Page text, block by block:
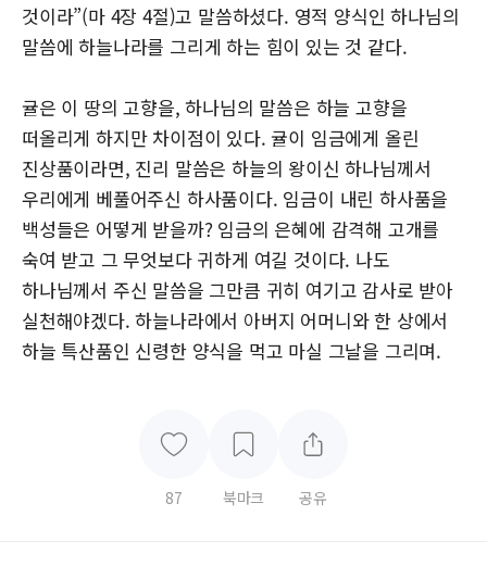
것이라”(마 4장 4절)고 말씀하셨다. 영적 양식인 하나님의
말씀에 하늘나라를 그리게 하는 힘이 있는 것 같다.
귤은 이 땅의 고향을, 하나님의 말씀은 하늘 고향을
떠올리게 하지만 차이점이 있다. 귤이 임금에게 올린
진상품이라면, 진리 말씀은 하늘의 왕이신 하나님께서
우리에게 베풀어주신 하사품이다. 임금이 내린 하사품을
백성들은 어떻게 받을까? 임금의 은혜에 감격해 고개를
숙여 받고 그 무엇보다 귀하게 여길 것이다. 나도
하나님께서 주신 말씀을 그만큼 귀히 여기고 감사로 받아
실천해야겠다. 하늘나라에서 아버지 어머니와 한 상에서
하늘 특산품인 신령한 양식을 먹고 마실 그날을 그리며.
87 북마크 공유